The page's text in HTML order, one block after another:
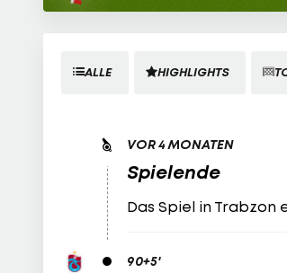
ALLE HIGHLIGHTS
VOR 4 MONATEN
Spielende
Das Spiel in Trabzon
90+5'